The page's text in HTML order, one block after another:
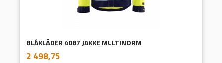
BLÅKLÄDER 4087 JAKKE MULTINORM
Pris
2 498,75